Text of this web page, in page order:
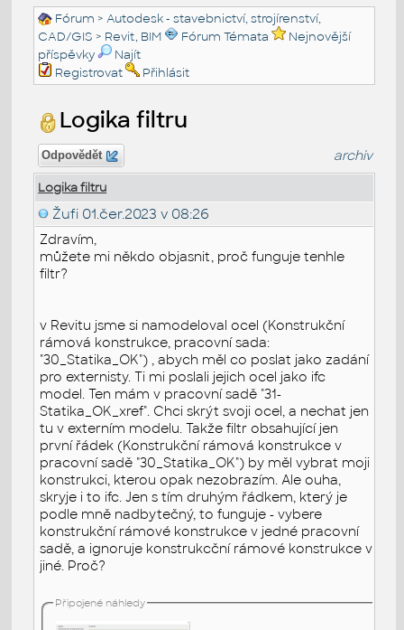
Fórum >Autodesk - stavebnictví, strojírenství,
CAD/GIS > Revit, BIM Fórum Témata
Nejnovější
příspěvky
Najít
Registrovat
Přihlásit
Logika filtru
Odpovědět archiv
Logika filtru
Žufi 01.čer.2023 v 08:26
Zdravím,
můžete mi někdo objasnit, proč funguje tenhle
filtr?
v Revitu jsme si namodeloval ocel (Konstrukční
rámová konstrukce, pracovní sada:
"30_Statika_OK") , abych měl co poslat jako zadání
pro externisty. Ti mi poslali jejich ocel jako ifc
model. Ten mám v pracovní sadě "31-
Statika_OK_xref". Chci skrýt svoji ocel, a nechat jen
tu v externím modelu. Takže filtr obsahující jen
první řádek (Konstrukční rámová konstrukce v
pracovní sadě "30_Statika_OK") by měl vybrat moji
konstrukci, kterou opak nezobrazím. Ale ouha,
skryje i to ifc. Jen s tím druhým řádkem, který je
podle mně nadbytečný, to funguje - vybere
konstrukční rámové konstrukce v jedné pracovní
sadě, a ignoruje konstrukcční rámové konstrukce v
jiné. Proč?
Připojené náhledy